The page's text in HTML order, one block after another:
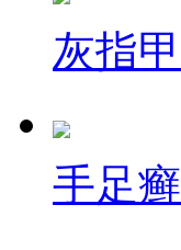
灰指甲
手足癣